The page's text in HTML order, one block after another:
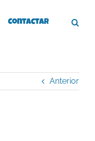
Contactar
Anterior